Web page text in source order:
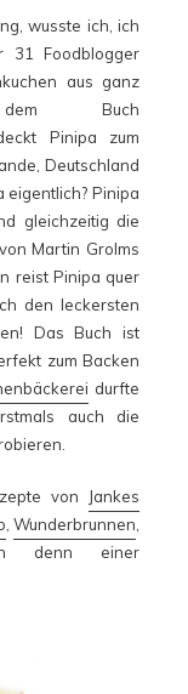
wusste ich, ich
31 Foodblogger
aus ganz
Buch
Pinipa zum
Deutschland
Pinipa
gleichzeitig die
Martin Grolms
reist Pinipa quer
den leckersten
Das Buch ist
zum Backen
durfte
auch die
von Jankes
Wunderbrunnen
denn einer